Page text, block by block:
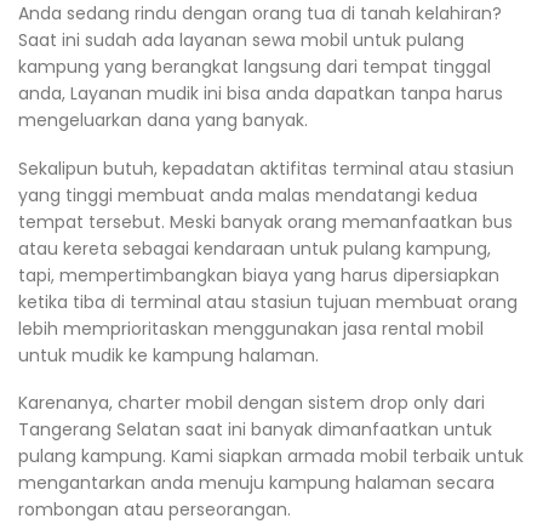
Anda sedang rindu dengan orang tua di tanah kelahiran?
Saat ini sudah ada layanan sewa mobil untuk pulang
kampung yang berangkat langsung dari tempat tinggal
anda, Layanan mudik ini bisa anda dapatkan tanpa harus
mengeluarkan dana yang banyak.
Sekalipun butuh, kepadatan aktifitas terminal atau stasiun
yang tinggi membuat anda malas mendatangi kedua
tempat tersebut. Meski banyak orang memanfaatkan bus
atau kereta sebagai kendaraan untuk pulang kampung,
tapi, mempertimbangkan biaya yang harus dipersiapkan
ketika tiba di terminal atau stasiun tujuan membuat orang
lebih memprioritaskan menggunakan jasa rental mobil
untuk mudik ke kampung halaman.
Karenanya, charter mobil dengan sistem drop only dari
Tangerang Selatan saat ini banyak dimanfaatkan untuk
pulang kampung. Kami siapkan armada mobil terbaik untuk
mengantarkan anda menuju kampung halaman secara
rombongan atau perseorangan.